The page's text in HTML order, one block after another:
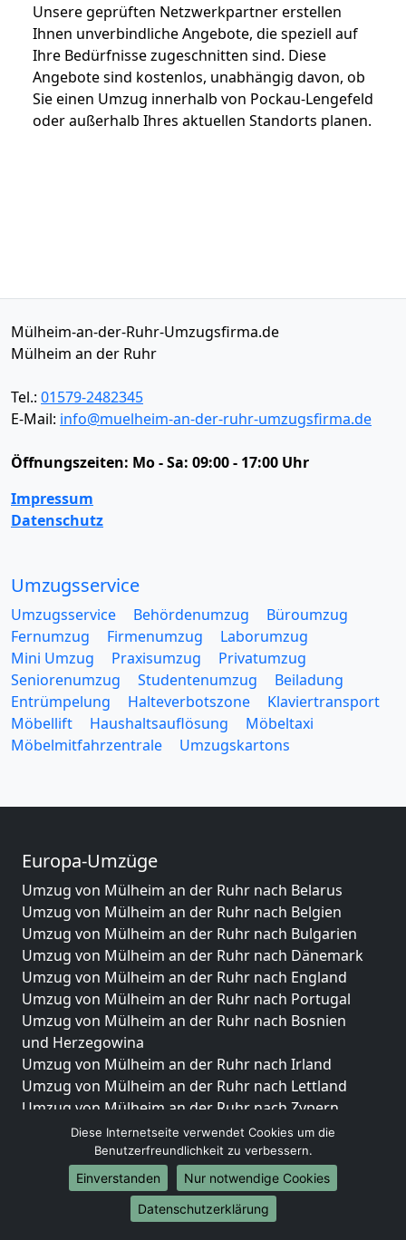
Unsere geprüften Netzwerkpartner erstellen
Ihnen unverbindliche Angebote, die speziell auf
Ihre Bedürfnisse zugeschnitten sind. Diese
Angebote sind kostenlos, unabhängig davon, ob
Sie einen Umzug innerhalb von Pockau-Lengefeld
oder außerhalb Ihres aktuellen Standorts planen.
Mülheim-an-der-Ruhr-Umzugsfirma.de
Mülheim an der Ruhr
Tel.: 01579-2482345
E-Mail: info@muelheim-an-der-ruhr-umzugsfirma.de
Öffnungszeiten: Mo - Sa: 09:00 - 17:00 Uhr
Impressum
Datenschutz
Umzugsservice
Umzugsservice Behördenumzug
Büroumzug
Fernumzug
Firmenumzug
Laborumzug
Mini Umzug
Praxisumzug
Privatumzug
Seniorenumzug
Studentenumzug
Beiladung
Entrümpelung
Halteverbotszone
Klaviertransport
Möbellift
Haushaltsauflösung
Möbeltaxi
Möbelmitfahrzentrale
Umzugskartons
Europa-Umzüge
Umzug von Mülheim an der Ruhr nach Belarus
Umzug von Mülheim an der Ruhr nach Belgien
Umzug von Mülheim an der Ruhr nach Bulgarien
Umzug von Mülheim an der Ruhr nach Dänemark
Umzug von Mülheim an der Ruhr nach England
Umzug von Mülheim an der Ruhr nach Portugal
Umzug von Mülheim an der Ruhr nach Bosnien
und Herzegowina
Umzug von Mülheim an der Ruhr nach Irland
Umzug von Mülheim an der Ruhr nach Lettland
Umzug von Mülheim an der Ruhr nach Zypern
Umzug von Mülheim an der Ruhr nach Kroatien
Umzug von Mülheim an der Ruhr nach Estland
Umzug von Mülheim an der Ruhr nach Finnland
Umzug von Mülheim an der Ruhr nach Frankreich
Umzug von Mülheim an der Ruhr nach Griechenland
Diese Internetseite verwendet Cookies um die
Benutzerfreundlichkeit zu verbessern.
Einverstanden
Nur notwendige Cookies
Datenschutzerklärung